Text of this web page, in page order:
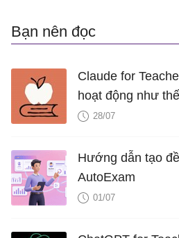
Bạn nên đọc
Claude for
hoạt động như
28/07
Hướng dẫn tạo
AutoExam
01/07